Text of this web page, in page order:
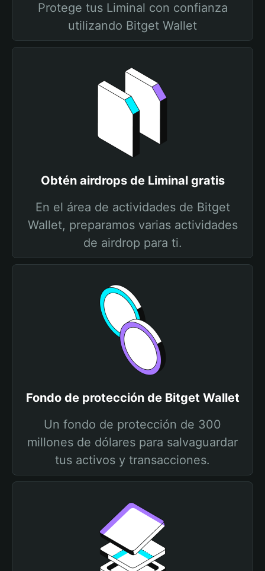
Protege tus Liminal con confianza
utilizando Bitget Wallet
Obtén airdrops de Liminal gratis
En el área de actividades de Bitget
Wallet, preparamos varias actividades
de airdrop para ti.
Fondo de protección de Bitget Wallet
Un fondo de protección de 300
millones de dólares para salvaguardar
tus activos y transacciones.